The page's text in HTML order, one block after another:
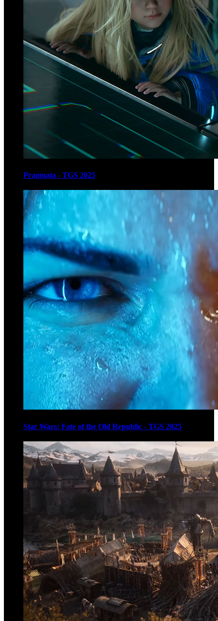
Pragmata - TGS 2025
Star Wars: Fate of the Old Republic - TGS 2025